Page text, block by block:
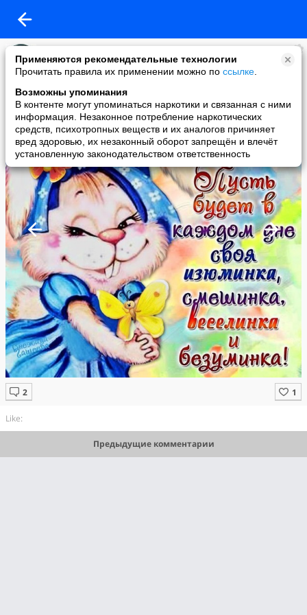
Применяются рекомендательные технологии
Прочитать правила их применении можно по ссылке
Возможны упоминания
В контенте могут упоминаться наркотики и связанная с ними
информация. Незаконное потребление наркотических
средств, психотропных веществ и их аналогов причиняет
вред здоровью, их незаконный оборот запрещён и влечёт
установленную законодательством ответственность
наталья
added a photo
26 Sep в 06:21
Like:
Предыдущие комментарии